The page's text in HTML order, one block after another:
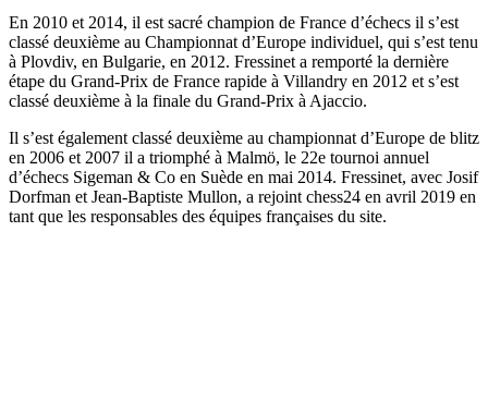
En 2010 et 2014, il est sacré champion de France d’échecs il s’est
classé deuxième au Championnat d’Europe individuel, qui s’est tenu
à Plovdiv, en Bulgarie, en 2012. Fressinet a remporté la dernière
étape du Grand-Prix de France rapide à Villandry en 2012 et s’est
classé deuxième à la finale du Grand-Prix à Ajaccio.
Il s’est également classé deuxième au championnat d’Europe de blitz
en 2006 et 2007 il a triomphé à Malmö, le 22e tournoi annuel
d’échecs Sigeman & Co en Suède en mai 2014. Fressinet, avec Josif
Dorfman et Jean-Baptiste Mullon, a rejoint chess24 en avril 2019 en
tant que les responsables des équipes françaises du site.